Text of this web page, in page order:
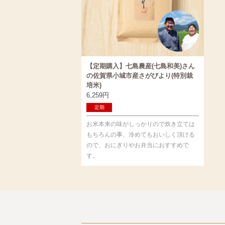
【定期購入】七島農産(七島和美)さん
の佐賀県小城市産さがびより(特別栽
培米)
6,259円
定期
お米本来の味がしっかりので炊き立ては
もちろんの事、冷めてもおいしく頂ける
ので、おにぎりやお弁当におすすめで
す。